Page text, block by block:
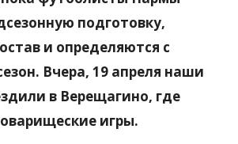
подготовку,
и определяются с
Вчера, 19 апреля наши
в Верещагино, где
игры.